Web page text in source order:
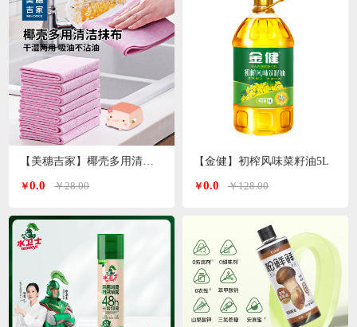
￥0.0 ￥28.00
【金健】初榨风味菜籽油5L
￥0.0 ￥128.00